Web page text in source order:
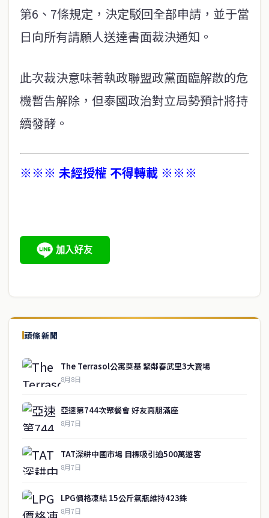
第6、7條規定，決定駁回全部申請，並于當
日向所有請願人送達書面裁決通知。
此次裁決意味著執政聯盟政黨面臨解散的危
機暫告解除，但泰國政治對立局勢預計將持
續發酵。
※※※ 未經授權 不得轉載 ※※※
頭條新聞
The Terrasol公寓奠基 緊鄰春武里3大賣場
8月8日
亞速第744次聚餐會 好友高朋滿座
8月7日
TAT深耕中國市場 目標吸引逾500萬遊客
8月7日
LPG價格凍結 15公斤氣瓶維持423銖
8月7日